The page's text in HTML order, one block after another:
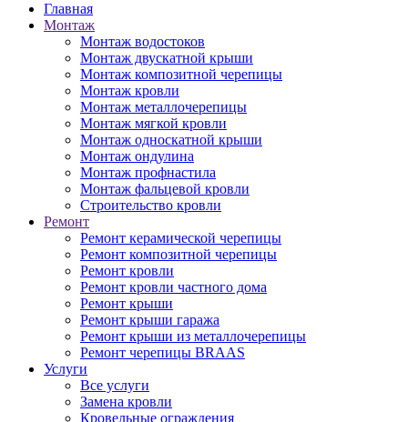
Главная
Монтаж
Монтаж водостоков
Монтаж двускатной крыши
Монтаж композитной черепицы
Монтаж кровли
Монтаж металлочерепицы
Монтаж мягкой кровли
Монтаж односкатной крыши
Монтаж ондулина
Монтаж профнастила
Монтаж фальцевой кровли
Строительство кровли
Ремонт
Ремонт керамической черепицы
Ремонт композитной черепицы
Ремонт кровли
Ремонт кровли частного дома
Ремонт крыши
Ремонт крыши гаража
Ремонт крыши из металлочерепицы
Ремонт черепицы BRAAS
Услуги
Все услуги
Замена кровли
Кровельные ограждения